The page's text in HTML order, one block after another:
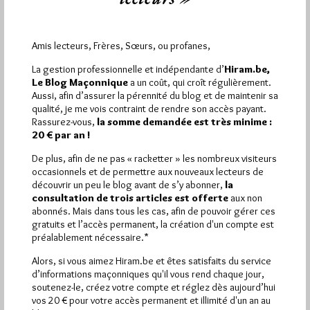
GODF. Des Francs-Maçons Indignés
Par Jiri Pragman
Dimanche 5/06/11
Lu 241 fois
Amis lecteurs, Frères, Sœurs, ou profanes,
La gestion professionnelle et indépendante d’Hiram.be,
Le Blog Maçonnique a un coût, qui croît régulièrement.
Aussi, afin d’assurer la pérennité du blog et de maintenir sa
qualité, je me vois contraint de rendre son accès payant.
Rassurez-vous, la somme demandée est très minime :
20 € par an !
De plus, afin de ne pas « racketter » les nombreux visiteurs
occasionnels et de permettre aux nouveaux lecteurs de
découvrir un peu le blog avant de s’y abonner, la
consultation de trois articles est offerte aux non
abonnés. Mais dans tous les cas, afin de pouvoir gérer ces
gratuits et l’accès permanent, la création d'un compte est
préalablement nécessaire.*
Alors, si vous aimez Hiram.be et êtes satisfaits du service
d’informations maçonniques qu'il vous rend chaque jour,
soutenez-le, créez votre compte et réglez dès aujourd’hui
vos 20 € pour votre accès permanent et illimité d'un an au